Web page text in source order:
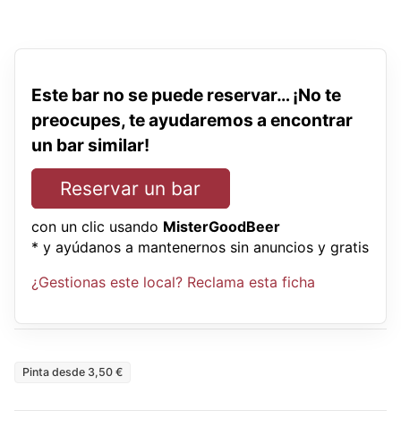
Este bar no se puede reservar… ¡No te
preocupes, te ayudaremos a encontrar
un bar similar!
Reservar un bar
con un clic usando MisterGoodBeer
* y ayúdanos a mantenernos sin anuncios y gratis
¿Gestionas este local? Reclama esta ficha
Pinta desde 3,50 €